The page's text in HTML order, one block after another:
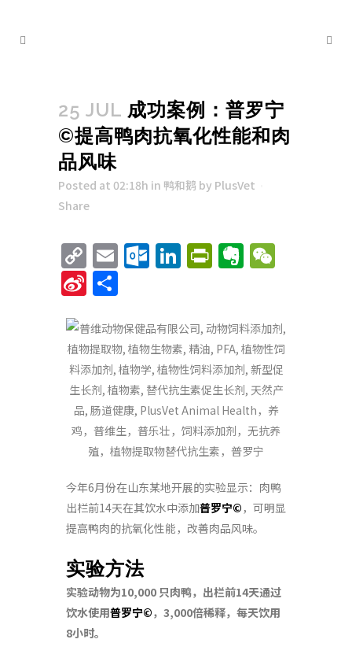
25 JUL 成功案例：普罗宁
©提高鸭肉抗氧化性能和肉
品风味
Posted at 02:18h in 鸭和鹅 by PlusVet
Share
Copy
Link
EmailOutlook.com
LinkedInEvernote
Sina
今年6月份在山东某地开展的实验显示：肉鸭
出栏前14天在其饮水中添加普罗宁© ，可明显
提高鸭肉的抗氧化性能，改善肉品风味。
实验方法
实验动物为10,000 只肉鸭，出栏前14天通过
饮水使用普罗宁©，3,000倍稀释，每天饮用
8小时。